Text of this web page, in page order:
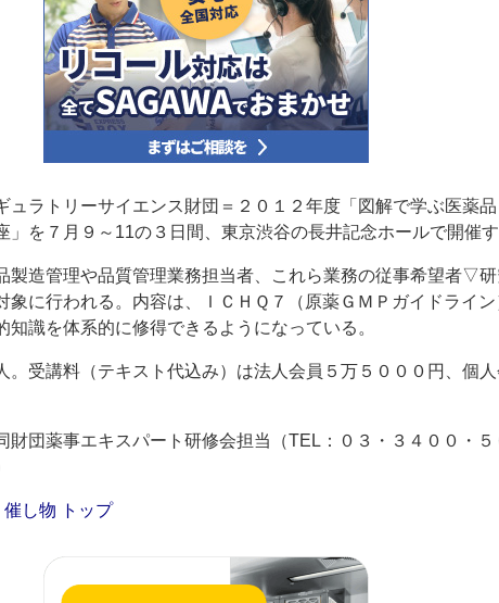
ラトリーサイエンス財団＝２０１２年度「図解で学ぶ医薬品
」を７月９～11の３日間、東京渋谷の長井記念ホールで開催す
造管理や品質管理業務担当者、これら業務の従事希望者▽研
に行われる。内容は、ＩＣＨＱ７（原薬ＧＭＰガイドライン
知識を体系的に修得できるようになっている。
受講料（テキスト代込み）は法人会員５万５０００円、個
団薬事エキスパート研修会担当（TEL：０３・３４００・５
し物 トップ